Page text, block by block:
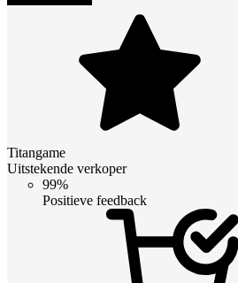
Titangame
Uitstekende verkoper
99%
Positieve feedback